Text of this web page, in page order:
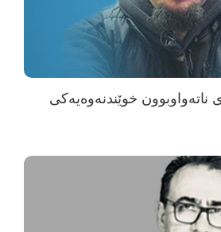
ناتەواوبوون خوێندنەوەیەکی